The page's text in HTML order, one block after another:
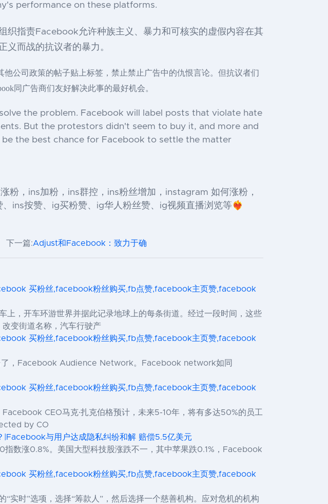
performance on these platforms.
织指责Facebook允许种族主义、暴力和可核实的虚假内容在其
义而战的抗议者的暴力。
他公司政策的帖子贴上标签，禁止禁止广告中的仇恨言论。但抗议者们
同广告商们友好解决此事的最好机会。
the problem. Facebook will label posts that violate hate
But the protestors didn't seem to buy it, and more and
the best chance for Facebook to settle the matter
粉，ins加粉，ins群控，ins粉丝增加，instagram 如何涨粉，
ins按赞、ig买粉赞、ig华人粉丝赞、ig视频直播浏览等❤️‍🔥
下一篇:Adjust和Facebook：致力于确
买粉丝,facebook粉丝购买,fb点赞,facebook主页赞,facebook
，开车环游世界并据此记录地球上的每条街道。经过一段时间，这些
变街道名称，汽车行驶产
买粉丝,facebook粉丝购买,fb点赞,facebook主页赞,facebook
了，Facebook Audience Network。Facebook network如同
买粉丝,facebook粉丝购买,fb点赞,facebook主页赞,facebook
CEO马克·扎克伯格预计，未来5-10年，将有多达50%的员工
by CO
与用户达成隐私纠纷和解 赔偿5.5亿美元
数涨0.8%。美国大型科技股涨跌不一，其中苹果跌0.1%，Facebook
买粉丝,facebook粉丝购买,fb点赞,facebook主页赞,facebook
实时”选项，选择“筹款人”，然后选择一个慈善机构。应对危机的机构